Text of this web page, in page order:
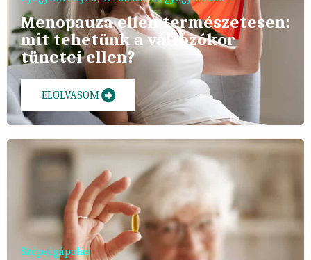
Menopauza ellen természetesen:
mit tehetünk a változókor
tünetei ellen?
ELOLVASOM
Szépségápolás